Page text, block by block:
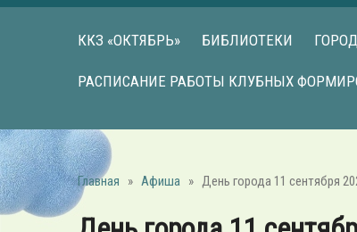
ККЗ «ОКТЯБРЬ» БИБЛИОТЕКИ
РАСПИСАНИЕ РАБОТЫ КЛУБНЫХ
Главная » Афиша » День города 11 сентября